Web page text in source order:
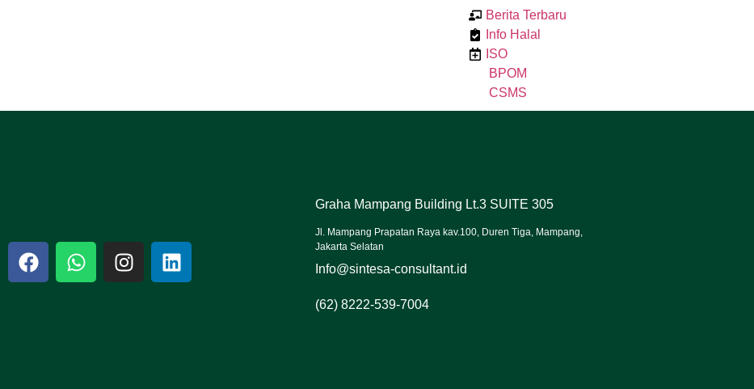
Berita Terbaru
Info Halal
ISO
BPOM
CSMS
Graha Mampang Building Lt.3 SUITE 305
Jl. Mampang Prapatan Raya kav.100, Duren Tiga, Mampang,
Jakarta Selatan
Info@sintesa-consultant.id
(62) 8222-539-7004